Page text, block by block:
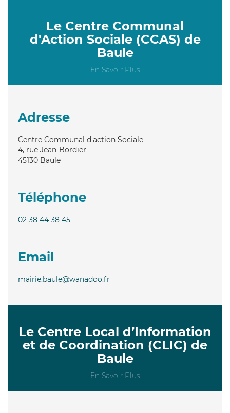
Le Centre Communal
d'Action Sociale (CCAS) de
Baule
En Savoir Plus
Adresse
Centre Communal d'action Sociale
4, rue Jean-Bordier
45130 Baule
Téléphone
02 38 44 38 45
Email
mairie.baule@wanadoo.fr
Le Centre Local d’Information
et de Coordination (CLIC) de
Baule
En Savoir Plus